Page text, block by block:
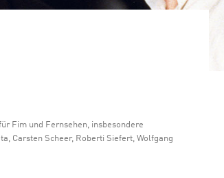
Fim und Fernsehen, insbesondere
Carsten Scheer, Roberti Siefert, Wolfgang